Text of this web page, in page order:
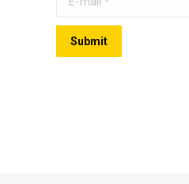
Submit